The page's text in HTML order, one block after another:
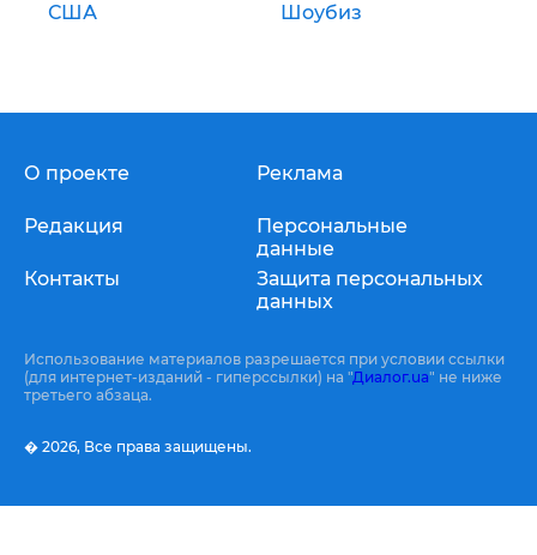
США Шоубиз
О проекте
Редакция
Контакты
Реклама
Персональные
данные
Защита персональных
данных
Использование материалов разрешается при условии ссылки
(для интернет-изданий - гиперссылки) на "Диалог.ua" не ниже
третьего абзаца.
� 2026, Все права защищены.